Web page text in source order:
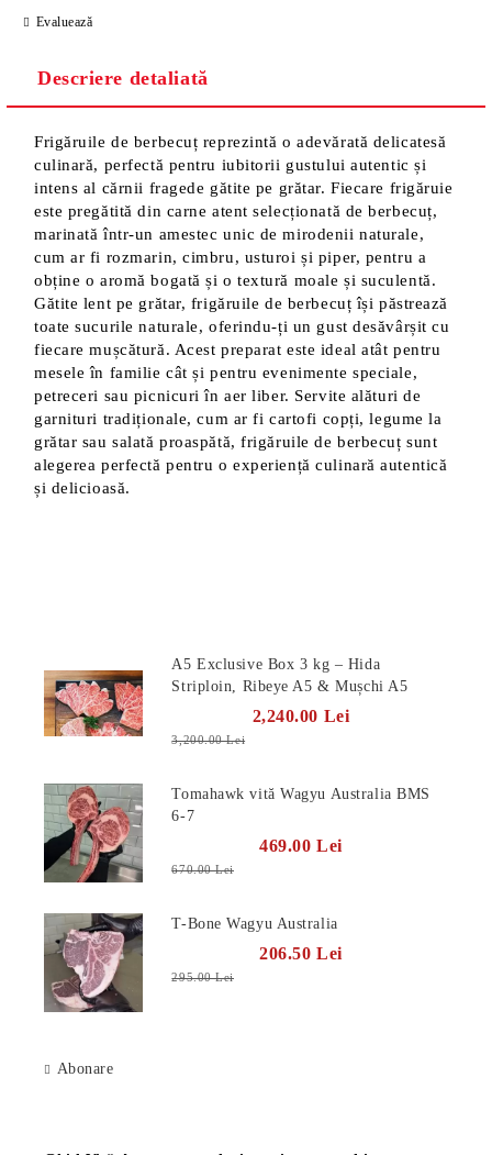
Evaluează
Descriere detaliată
Frigăruile de berbecuț reprezintă o adevărată delicatesă
culinară, perfectă pentru iubitorii gustului autentic și
intens al cărnii fragede gătite pe grătar. Fiecare frigăruie
este pregătită din carne atent selecționată de berbecuț,
marinată într-un amestec unic de mirodenii naturale,
cum ar fi rozmarin, cimbru, usturoi și piper, pentru a
obține o aromă bogată și o textură moale și suculentă.
Gătite lent pe grătar, frigăruile de berbecuț își păstrează
toate sucurile naturale, oferindu-ți un gust desăvârșit cu
fiecare mușcătură. Acest preparat este ideal atât pentru
mesele în familie cât și pentru evenimente speciale,
petreceri sau picnicuri în aer liber. Servite alături de
garnituri tradiționale, cum ar fi cartofi copți, legume la
grătar sau salată proaspătă, frigăruile de berbecuț sunt
alegerea perfectă pentru o experiență culinară autentică
și delicioasă.
A5 Exclusive Box 3 kg – Hida
Striploin, Ribeye A5 & Mușchi A5
2,240.00 Lei
3,200.00 Lei
Tomahawk vită Wagyu Australia BMS
6-7
469.00 Lei
670.00 Lei
T-Bone Wagyu Australia
206.50 Lei
295.00 Lei
Abonare